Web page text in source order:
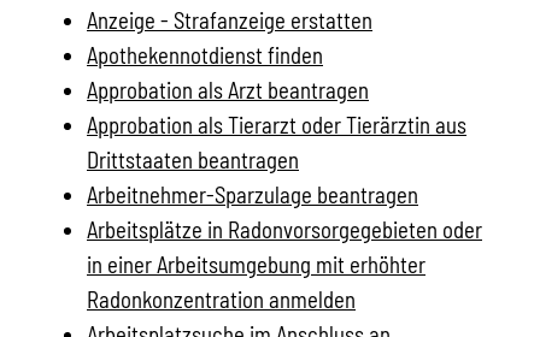
Anzeige - Strafanzeige erstatten
Apothekennotdienst finden
Approbation als Arzt beantragen
Approbation als Tierarzt oder Tierärztin aus
Drittstaaten beantragen
Arbeitnehmer-Sparzulage beantragen
Arbeitsplätze in Radonvorsorgegebieten oder
in einer Arbeitsumgebung mit erhöhter
Radonkonzentration anmelden